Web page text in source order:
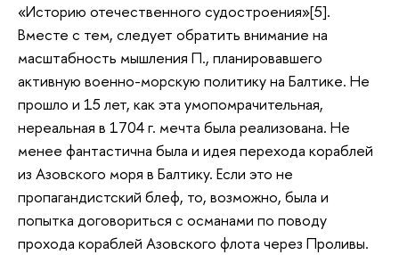
«Историю отечественного судостроения»[5].
Вместе с тем, следует обратить внимание на
масштабность мышления П., планировавшего
активную военно-морскую политику на Балтике. Не
прошло и 15 лет, как эта умопомрачительная,
нереальная в 1704 г. мечта была реализована. Не
менее фантастична была и идея перехода кораблей
из Азовского моря в Балтику. Если это не
пропагандистский блеф, то, возможно, была и
попытка договориться с османами по поводу
прохода кораблей Азовского флота через Проливы.